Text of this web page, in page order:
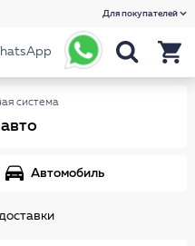
Для покупателей
система
Автомобиль